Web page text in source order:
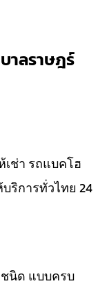
าลราษฎร์
ช่า รถแบคโฮ
ริการทั่วไทย 24
นิด แบบครบ